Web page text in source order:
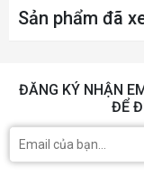
Sản phẩm đã
ĐĂNG KÝ NHẬN
ĐỂ